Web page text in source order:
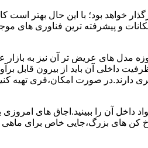
خواهد بود؛ با این حال بهتر است
و پیشرفته ترین فناوری های
مدل های عریض تر آن نیز به
داخلی آن باید از بیرون قابل
صورت امکان،فری تهیه
آن را ببینید.اجاق های امروزی
کن های بزرگ،جایی خاص برای ماهی